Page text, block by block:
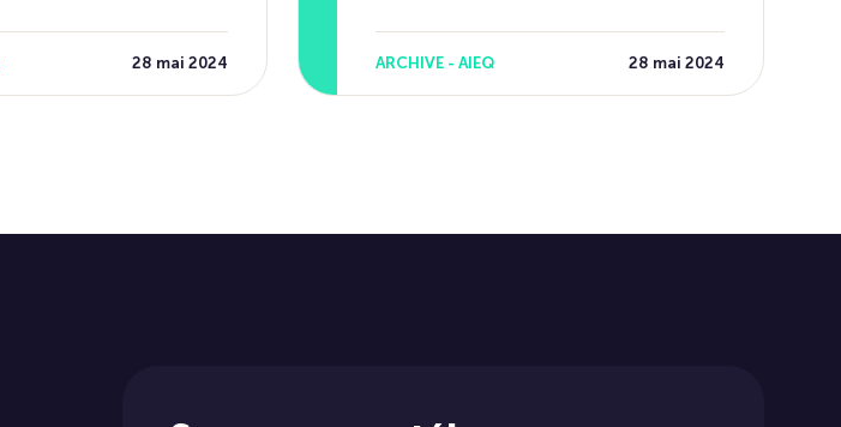
28 mai 2024 ARCHIVE - AIEQ 28 mai 2024